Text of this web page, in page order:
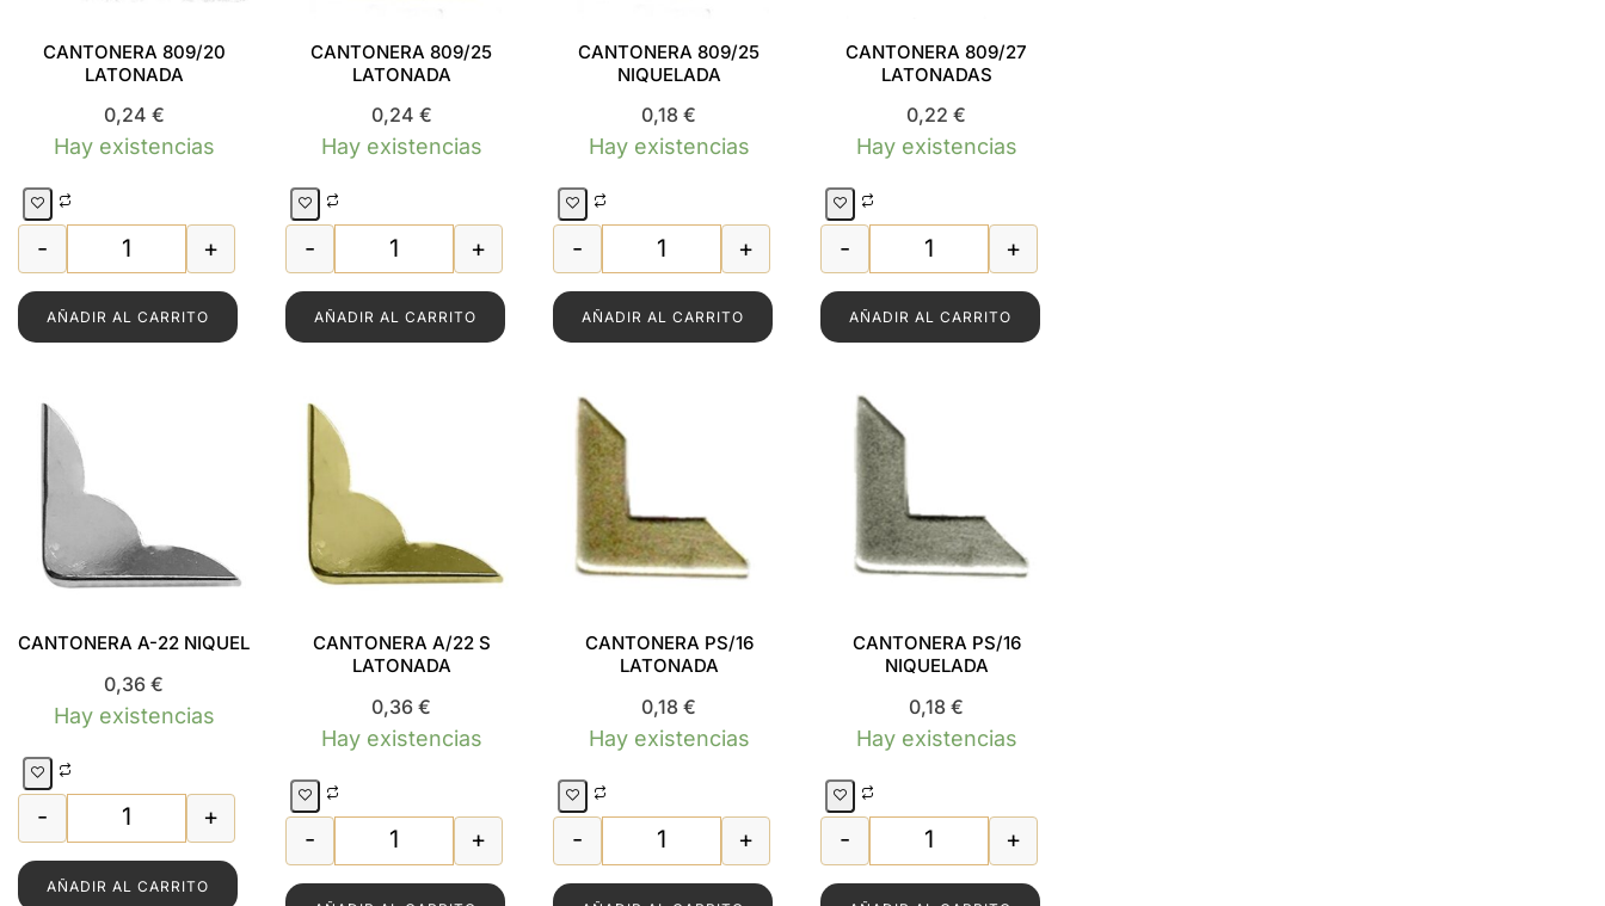
CANTONERA 809/20
LATONADA
0,24 €
Hay existencias
CANTONERA 809/20 LATONADA cantidad
- +
AÑADIR AL CARRITO
CANTONERA 809/25
LATONADA
0,24 €
Hay existencias
CANTONERA 809/25 LATONADA cantidad
- +
AÑADIR AL CARRITO
CANTONERA 809/25
NIQUELADA
0,18 €
Hay existencias
CANTONERA 809/25 NIQUELADA cantidad
- +
AÑADIR AL CARRITO
CANTONERA 809/27
LATONADAS
0,22 €
Hay existencias
CANTONERA 809/27 LATONADAS cantidad
- +
AÑADIR AL CARRITO
CANTONERA A-22 NIQUEL
0,36 €
Hay existencias
CANTONERA A-22 NIQUEL cantidad
- +
AÑADIR AL CARRITO
CANTONERA A/22 S
LATONADA
0,36 €
Hay existencias
CANTONERA A/22 S LATONADA cantidad
- +
CANTONERA PS/16
LATONADA
0,18 €
Hay existencias
CANTONERA PS/16 LATONADA cantidad
- +
CANTONERA PS/16
NIQUELADA
0,18 €
Hay existencias
CANTONERA PS/16 NIQUELADA cantidad
- +